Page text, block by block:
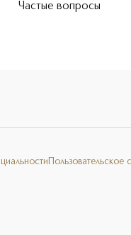
Частые вопросы